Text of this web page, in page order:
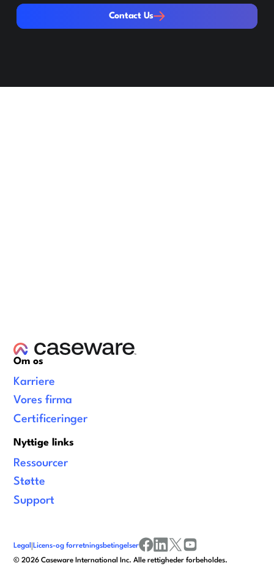
Contact Us
Contact Us
Om os
Karriere
Vores firma
Certificeringer
Nyttige links
Ressourcer
Støtte
Support
©2026 Caseware International Inc. Alle rettigheder forbeholdes.
Legal |Licens-og forretningsbetingelser
facebook
linkedinx/twitter
youtube